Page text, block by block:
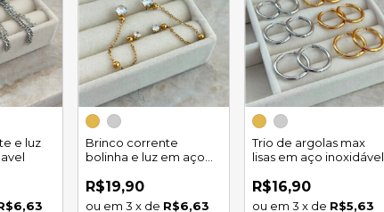
e luz
Brinco corrente
bolinha e luz em aço
R$19,90
3 x de R$6,63
Trio de argolas max
lisas em aço inoxidável
R$16,90
3 x de R$5,63